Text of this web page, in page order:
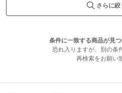
さらに
条件に一致する商品が見つ
恐れ入りますが、別の条
再検索をお願い